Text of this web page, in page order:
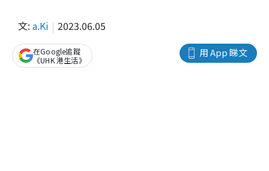
文: a.Ki 2023.06.05
用 App 睇文
在Google追蹤
《UHK 港生活》